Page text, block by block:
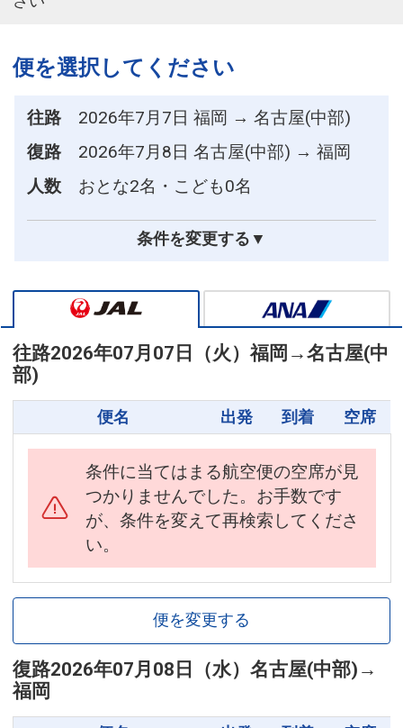
便を選択してください
往路
2026年7月7日 福岡 → 名古屋(中部)
復路
2026年7月8日 名古屋(中部) → 福岡
人数
おとな2名・こども0名
条件を変更する▼
往路2026年07月07日（火）福岡 →名古屋(中
部)
便名 出発 到着 空席
条件に当てはまる航空便の空席が見
つかりませんでした。お手数です
が、条件を変えて再検索してくださ
い。
便を変更する
復路2026年07月08日（水） 名古屋(中部) →
福岡